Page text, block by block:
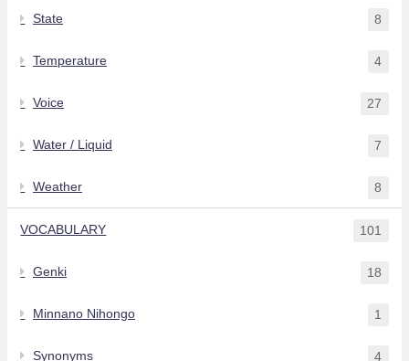
State 8
Temperature 4
Voice 27
Water / Liquid 7
Weather 8
VOCABULARY 101
Genki 18
Minnano Nihongo 1
Synonyms 4